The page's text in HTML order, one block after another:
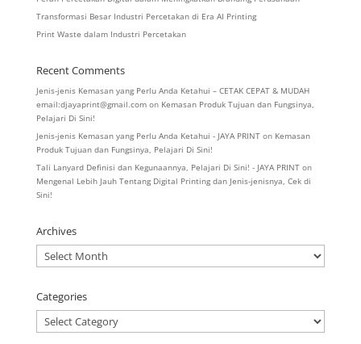
Transformasi Besar Industri Percetakan di Era AI Printing
Print Waste dalam Industri Percetakan
Recent Comments
Jenis-jenis Kemasan yang Perlu Anda Ketahui – CETAK CEPAT & MUDAH
email:djayaprint@gmail.comon Kemasan Produk Tujuan dan Fungsinya,
Pelajari Di Sini!
Jenis-jenis Kemasan yang Perlu Anda Ketahui - JAYA PRINTon Kemasan
Produk Tujuan dan Fungsinya, Pelajari Di Sini!
Tali Lanyard Definisi dan Kegunaannya, Pelajari Di Sini! - JAYA PRINTon
Mengenal Lebih Jauh Tentang Digital Printing dan Jenis-jenisnya, Cek di
Sini!
Archives
Archives
Categories
Categories